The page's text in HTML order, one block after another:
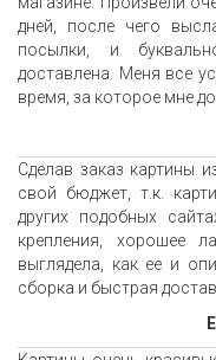
дней, после чего
посылки, и
доставлена. Меня все
время, за которое мне
Сделав заказ картины
свой бюджет, т.к.
других подобных
крепления, хорошее
выглядела, как ее и
сборка и быстрая